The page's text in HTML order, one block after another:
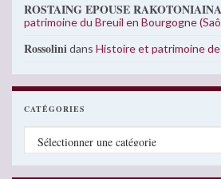
ROSTAING EPOUSE RAKOTONIAINA
patrimoine du Breuil en Bourgogne
Rossolinidans Histoire et patrimoine de
CATÉGORIES
Catégories